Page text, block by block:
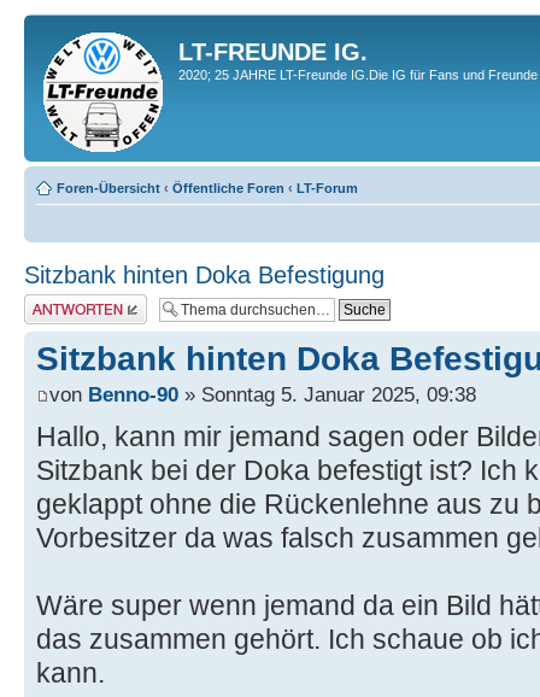
LT-FREUNDE IG.
2020; 25 JAHRE LT-Freunde IG.Die IG für Fans und
Foren-Übersicht ‹ Öffentliche Foren ‹ LT-Forum
Sitzbank hinten Doka Befestigung
Antwort erstellen
Sitzbank hinten Doka
von Benno-90 » Sonntag 5. Januar 2025, 09:38
Hallo, kann mir jemand sagen oder
Sitzbank bei der Doka befestigt ist? Ich
geklappt ohne die Rückenlehne aus zu
Vorbesitzer da was falsch zusammen
Wäre super wenn jemand da ein Bild
das zusammen gehört. Ich schaue ob
kann.